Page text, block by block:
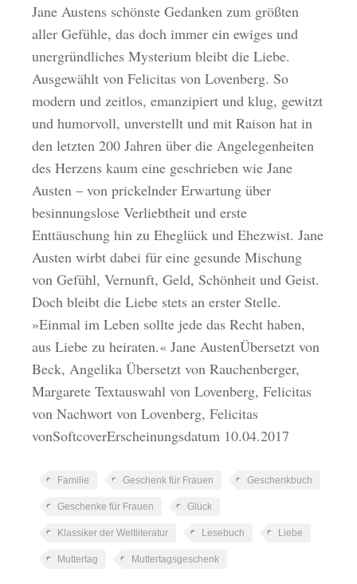
Jane Austens schönste Gedanken zum größten
aller Gefühle, das doch immer ein ewiges und
unergründliches Mysterium bleibt die Liebe.
Ausgewählt von Felicitas von Lovenberg. So
modern und zeitlos, emanzipiert und klug, gewitzt
und humorvoll, unverstellt und mit Raison hat in
den letzten 200 Jahren über die Angelegenheiten
des Herzens kaum eine geschrieben wie Jane
Austen – von prickelnder Erwartung über
besinnungslose Verliebtheit und erste
Enttäuschung hin zu Eheglück und Ehezwist. Jane
Austen wirbt dabei für eine gesunde Mischung
von Gefühl, Vernunft, Geld, Schönheit und Geist.
Doch bleibt die Liebe stets an erster Stelle.
»Einmal im Leben sollte jede das Recht haben,
aus Liebe zu heiraten.« Jane AustenÜbersetzt von
Beck, Angelika Übersetzt von Rauchenberger,
Margarete Textauswahl von Lovenberg, Felicitas
von Nachwort von Lovenberg, Felicitas
vonSoftcoverErscheinungsdatum 10.04.2017
Familie Geschenk für Frauen Geschenkbuch
Geschenke für Frauen Glück
Klassiker der Weltliteratur Lesebuch Liebe
Muttertag Muttertagsgeschenk